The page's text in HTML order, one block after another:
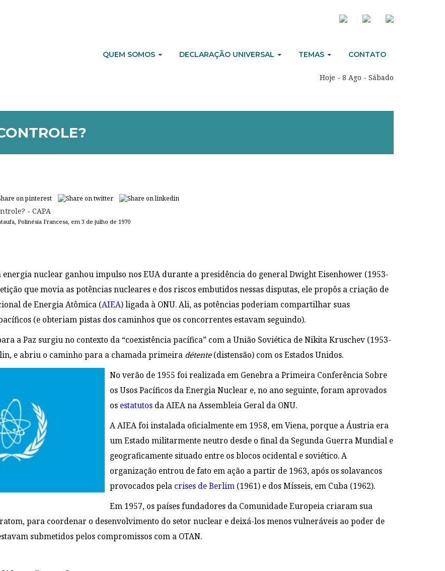
QUEM SOMOS DECLARAÇÃO UNIVERSAL TEMAS CONTATO
Hoje - 8 Ago - Sábado
Polinésia Francesa, em 3 de julho de 1970
energia nuclear ganhou impulso nos EUA durante a presidência do general Dwight Eisenhower (1953-
que movia as potências nucleares e dos riscos embutidos nessas disputas, ele propôs a criação de
de Energia Atômica (AIEA) ligada à ONU. Ali, as potências poderiam compartilhar suas
(e obteriam pistas dos caminhos que os concorrentes estavam seguindo).
a Paz surgiu no contexto da “coexistência pacífica” com a União Soviética de Nikita Kruschev (1953-
, e abriu o caminho para a chamada primeira détente(distensão) com os Estados Unidos.
No verão de 1955 foi realizada em Genebra a Primeira Conferência Sobre
os Usos Pacíficos da Energia Nuclear e, no ano seguinte, foram aprovados
os estatutos da AIEA na Assembleia Geral da ONU.
A AIEA foi instalada oficialmente em 1958, em Viena, porque a Áustria era
um Estado militarmente neutro desde o final da Segunda Guerra Mundial e
geograficamente situado entre os blocos ocidental e soviético. A
organização entrou de fato em ação a partir de 1963, após os solavancos
provocados pela crises de Berlim (1961) e dos Mísseis, em Cuba (1962).
Em 1957, os países fundadores da Comunidade Europeia criaram sua
para coordenar o desenvolvimento do setor nuclear e deixá-los menos vulneráveis ao poder de
submetidos pelos compromissos com a OTAN.